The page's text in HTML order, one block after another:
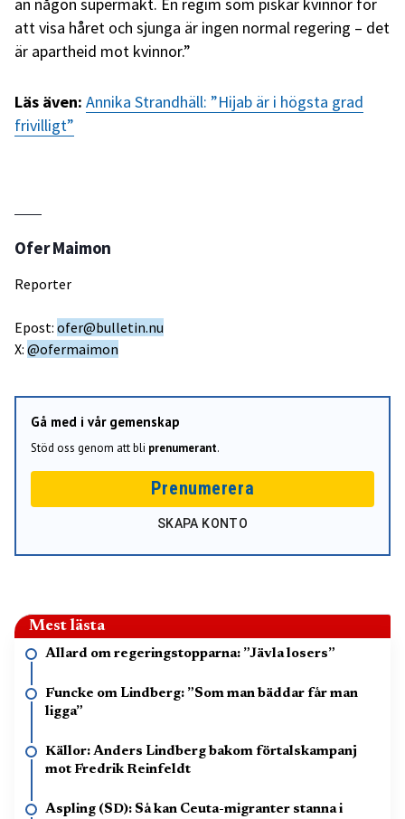
att visa håret och sjunga är ingen normal regering – det
är apartheid mot kvinnor.”
Läs även: Annika Strandhäll: ”Hijab är i högsta grad
frivilligt”
Ofer Maimon
Reporter
Epost: ofer@bulletin.nu
X: @ofermaimon
Gå med i vår gemenskap
Stöd oss genom att bli prenumerant.
Prenumerera
SKAPA KONTO
Mest lästa
Allard om regeringstopparna: ”Jävla losers”
Funcke om Lindberg: ”Som man bäddar får man
ligga”
Källor: Anders Lindberg bakom förtalskampanj
mot Fredrik Reinfeldt
Aspling (SD): Så kan Ceuta-migranter stanna i